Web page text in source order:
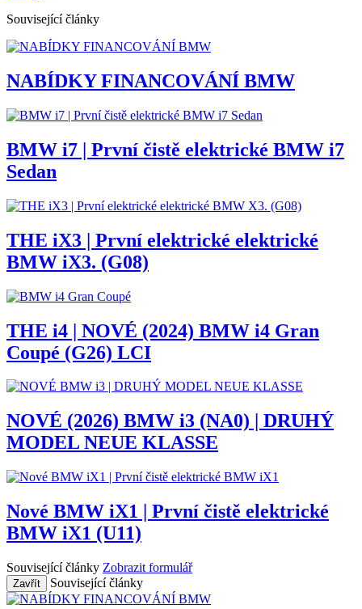
Související články
NABÍDKY FINANCOVÁNÍ BMW
BMW i7 | První čistě elektrické BMW i7
Sedan
THE iX3 | První elektrické elektrické
BMW iX3. (G08)
THE i4 | NOVÉ (2024) BMW i4 Gran
Coupé (G26) LCI
NOVÉ (2026) BMW i3 (NA0) | DRUHÝ
MODEL NEUE KLASSE
Nové BMW iX1 | První čistě elektrické
BMW iX1 (U11)
Související články Zobrazit formulář
Zavřít Související články